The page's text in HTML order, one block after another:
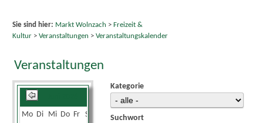
Sie sind hier: Markt Wolnzach > Freizeit &
Kultur> Veranstaltungen > Veranstaltungskalender
Veranstaltungen
Mo Di Mi Do Fr Sa
Kategorie
Suchwort